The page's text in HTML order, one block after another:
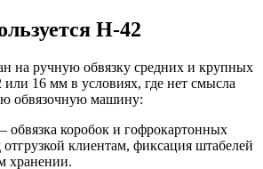
H-42
на ручную обвязку средних и крупных
16 мм в условиях, где нет смысла
обвязочную машину:
обвязка коробок и гофрокартонных
отгрузкой клиентам, фиксация штабелей
хранении.